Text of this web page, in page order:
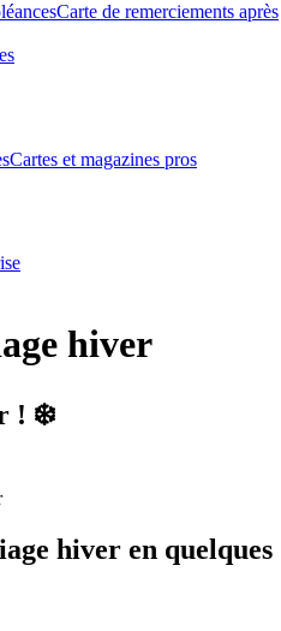
Carte de remerciements après
Cartes et magazines pros
hiver
! ❄️
hiver en quelques